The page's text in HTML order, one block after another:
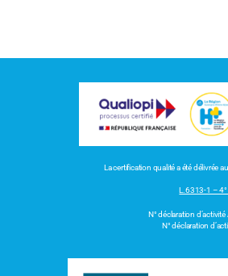
La certification qualité a été délivrée
L.6313-1 –
N° déclaration
N° déclaration